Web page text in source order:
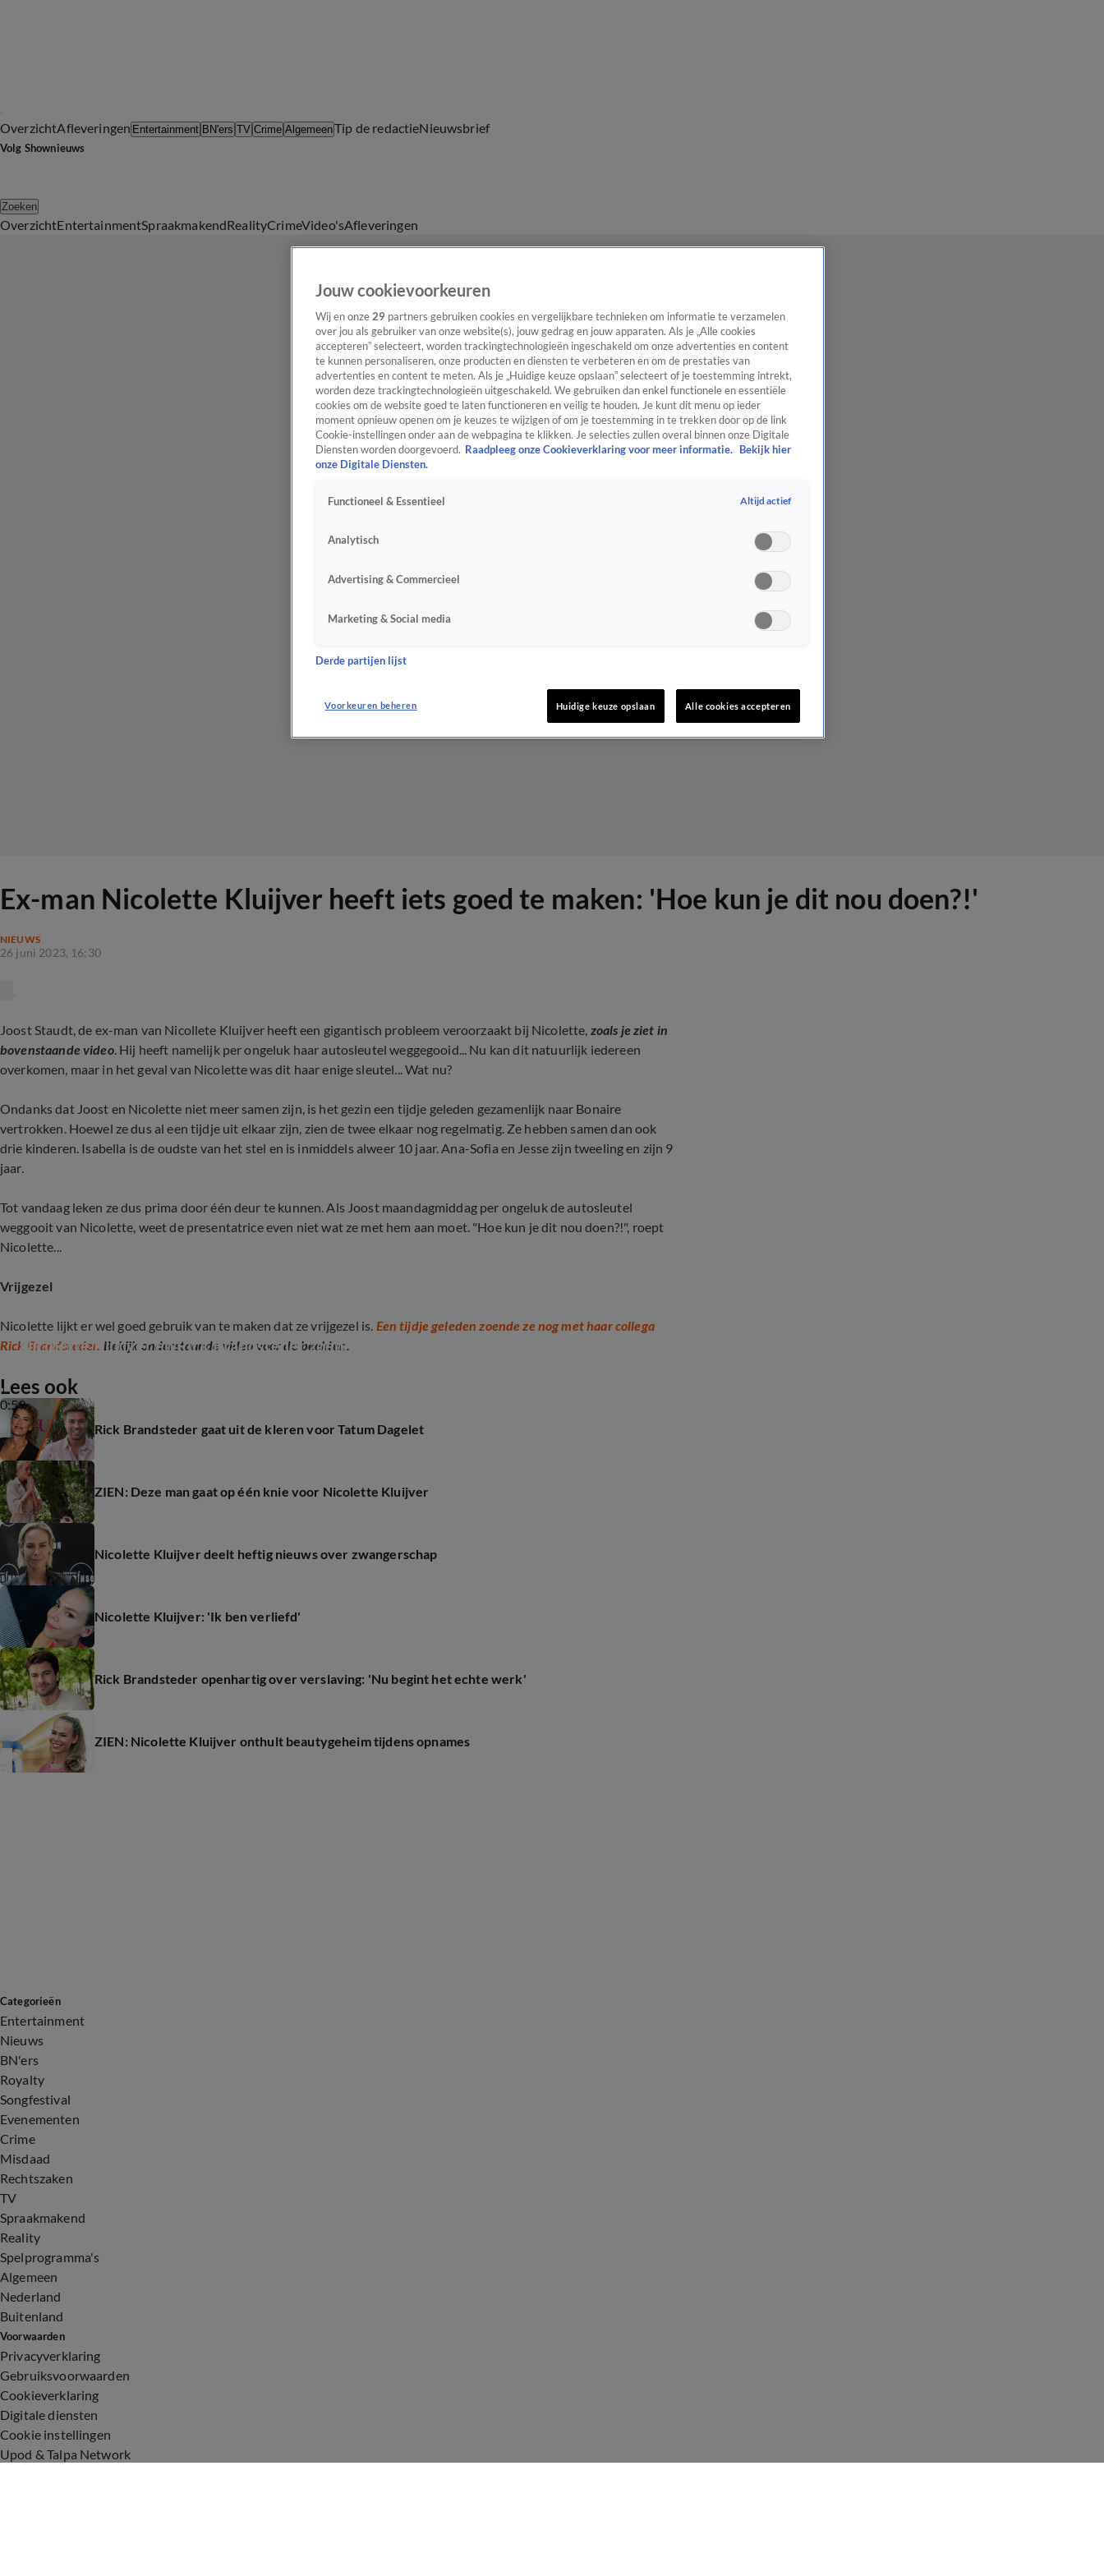
OverzichtAfleveringen Entertainment BN'ers TV Crime AlgemeenTip de redactieNieuwsbrief
Volg Shownieuws
Zoeken
OverzichtEntertainmentSpraakmakendRealityCrimeVideo'sAfleveringen
Ex-man Nicolette Kluijver heeft iets goed te maken: 'Hoe kun je dit nou doen?!'
NIEUWS
26 juni 2023, 16:30
Joost Staudt, de ex-man van Nicollete Kluijver heeft een gigantisch probleem veroorzaakt bij Nicolette, zoals je ziet in
bovenstaande video. Hij heeft namelijk per ongeluk haar autosleutel weggegooid... Nu kan dit natuurlijk iedereen
overkomen, maar in het geval van Nicolette was dit haar enige sleutel... Wat nu?
Ondanks dat Joost en Nicolette niet meer samen zijn, is het gezin een tijdje geleden gezamenlijk naar Bonaire
vertrokken. Hoewel ze dus al een tijdje uit elkaar zijn, zien de twee elkaar nog regelmatig. Ze hebben samen dan ook
drie kinderen. Isabella is de oudste van het stel en is inmiddels alweer 10 jaar. Ana-Sofia en Jesse zijn tweeling en zijn 9
jaar.
Tot vandaag leken ze dus prima door één deur te kunnen. Als Joost maandagmiddag per ongeluk de autosleutel
weggooit van Nicolette, weet de presentatrice even niet wat ze met hem aan moet. "Hoe kun je dit nou doen?!", roept
Nicolette...
Vrijgezel
Nicolette lijkt er wel goed gebruik van te maken dat ze vrijgezel is. Een tijdje geleden zoende ze nog met haar collega
Rick Brandsteder. Bekijk onderstaande video voor de beelden.
0:59
Nicolette Kluijver en Rick Brandsteder zoenen
Lees ook
Rick Brandsteder gaat uit de kleren voor Tatum Dagelet
ZIEN: Deze man gaat op één knie voor Nicolette Kluijver
Nicolette Kluijver deelt heftig nieuws over zwangerschap
Nicolette Kluijver: 'Ik ben verliefd'
Rick Brandsteder openhartig over verslaving: 'Nu begint het echte werk'
ZIEN: Nicolette Kluijver onthult beautygeheim tijdens opnames
Categorieën
Entertainment
Nieuws
BN'ers
Royalty
Songfestival
Evenementen
Crime
Misdaad
Rechtszaken
TV
Spraakmakend
Reality
Spelprogramma's
Algemeen
Nederland
Buitenland
Voorwaarden
Privacyverklaring
Gebruiksvoorwaarden
Cookieverklaring
Digitale diensten
Cookie instellingen
Upod & Talpa Network
Jouw cookievoorkeuren
Wij en onze 29 partners gebruiken cookies en vergelijkbare technieken om informatie te verzamelen
over jou als gebruiker van onze website(s), jouw gedrag en jouw apparaten. Als je „Alle cookies
accepteren” selecteert, worden trackingtechnologieën ingeschakeld om onze advertenties en content
te kunnen personaliseren, onze producten en diensten te verbeteren en om de prestaties van
advertenties en content te meten. Als je „Huidige keuze opslaan” selecteert of je toestemming intrekt,
worden deze trackingtechnologieën uitgeschakeld. We gebruiken dan enkel functionele en essentiële
cookies om de website goed te laten functioneren en veilig te houden. Je kunt dit menu op ieder
moment opnieuw openen om je keuzes te wijzigen of om je toestemming in te trekken door op de link
Cookie-instellingen onder aan de webpagina te klikken. Je selecties zullen overal binnen onze Digitale
Diensten worden doorgevoerd. Raadpleeg onze Cookieverklaring voor meer informatie.
Bekijk hier
onze Digitale Diensten.
Functioneel & Essentieel Altijd actief
Analytisch
Advertising & Commercieel
Marketing & Social media
Derde partijen lijst
Voorkeuren beheren Huidige keuze opslaan Alle cookies accepteren